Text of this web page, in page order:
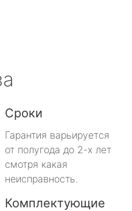
Сроки
Гарантия варьируется
от полугода до 2-х лет
смотря какая
неисправность.
Комплектующие